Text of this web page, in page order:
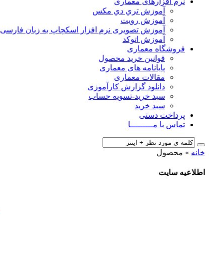
آﻣﻮزش ﺗﺮي دي ﻣﮑﺲ
آموزش رویت
آموزش تصویری نرم افزار اسکچاپ به زبان فارسی
آموزش اتوکد
فروشگاه معماری
قوانین خرید محصول
پایانامه های معماری
مقالات معماری
دانلود گزارش کارآموزی
سبد خرید-تسویه حساب
سبد خرید
پرداخت دستی
تماس با مـــــــــا
خانه » محصول
اطلاعیه سایت